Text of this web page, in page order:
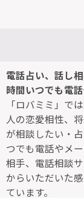
電話占い、話し
時間いつでも電
「ロバミミ」で
人の恋愛相性、
が相談したい・
つでも電話やメ
相手、電話相談
からいただいた
ています。